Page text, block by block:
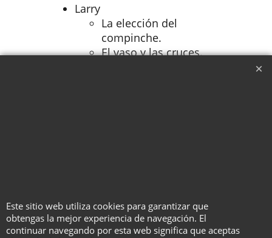
Larry
La elección del
compinche.
El vaso y las cruces.
Quique Marduk
Ruleta rusa con
petardos.
Este sitio web utiliza cookies para garantizar que
obtengas la mejor experiencia de navegación. El
continuar navegando por esta web significa que aceptas